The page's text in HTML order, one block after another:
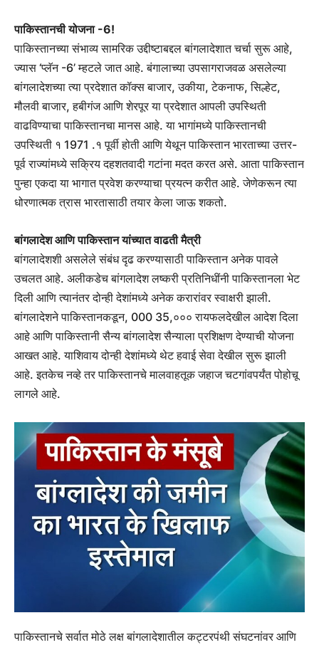
पाकिस्तानची योजना -6!
पाकिस्तानच्या संभाव्य सामरिक उद्दीष्टाबद्दल बांगलादेशात चर्चा सुरू आहे,
ज्यास ‘प्लॅन -6’ म्हटले जात आहे. बंगालाच्या उपसागराजवळ असलेल्या
बांगलादेशच्या त्या प्रदेशात कॉक्स बाजार, उकीया, टेकनाफ, सिल्हेट,
मौलवी बाजार, हबीगंज आणि शेरपूर या प्रदेशात आपली उपस्थिती
वाढविण्याचा पाकिस्तानचा मानस आहे. या भागांमध्ये पाकिस्तानची
उपस्थिती १ 1971 .१ पूर्वी होती आणि येथून पाकिस्तान भारताच्या उत्तर-
पूर्व राज्यांमध्ये सक्रिय दहशतवादी गटांना मदत करत असे. आता पाकिस्तान
पुन्हा एकदा या भागात प्रवेश करण्याचा प्रयत्न करीत आहे. जेणेकरून त्या
धोरणात्मक त्रास भारतासाठी तयार केला जाऊ शकतो.
बांगलादेश आणि पाकिस्तान यांच्यात वाढती मैत्री
बांगलादेशशी असलेले संबंध दृढ करण्यासाठी पाकिस्तान अनेक पावले
उचलत आहे. अलीकडेच बांगलादेश लष्करी प्रतिनिधींनी पाकिस्तानला भेट
दिली आणि त्यानंतर दोन्ही देशांमध्ये अनेक करारांवर स्वाक्षरी झाली.
बांगलादेशने पाकिस्तानकडून, 000 35,००० रायफलदेखील आदेश दिला
आहे आणि पाकिस्तानी सैन्य बांगलादेश सैन्याला प्रशिक्षण देण्याची योजना
आखत आहे. याशिवाय दोन्ही देशांमध्ये थेट हवाई सेवा देखील सुरू झाली
आहे. इतकेच नव्हे तर पाकिस्तानचे मालवाहतूक जहाज चटगांवपर्यंत पोहोचू
लागले आहे.
पाकिस्तानचे सर्वात मोठे लक्ष बांगलादेशातील कट्टरपंथी संघटनांवर आणि